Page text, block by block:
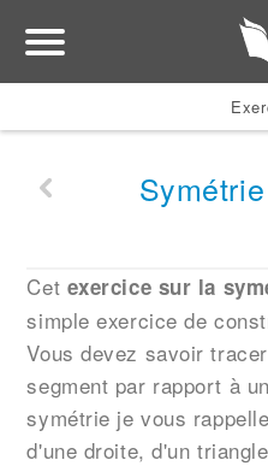
Cet exercice sur la
simple exercice de
Vous devez savoir
segment par rapport à
symétrie je vous
d'une droite, d'un